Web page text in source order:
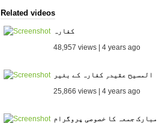
Related videos
کفارہ
48,957 views | 4 years ago
المسیح عقیدہِ کفارہ کے بغیر
25,866 views | 4 years ago
مبارک جمعہ کا خصوصی پروگرام